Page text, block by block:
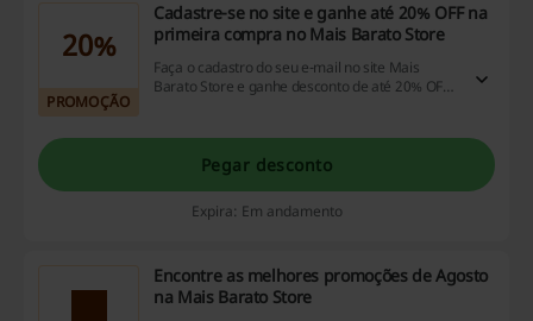
20%
PROMOÇÃO
Cadastre-se no site e ganhe até 20% OFF na
primeira compra no Mais Barato Store
Faça o cadastro do seu e-mail no site Mais
Barato Store e ganhe desconto de até 20% OFF!
Pegar desconto
Expira: Em andamento
Encontre as melhores promoções de Agosto
na Mais Barato Store